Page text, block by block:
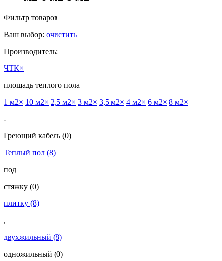
Фильтр товаров
Ваш выбор: очистить
Производитель:
ЧТК×
площадь теплого пола
1 м2× 10 м2× 2,5 м2× 3 м2× 3,5 м2× 4 м2× 6 м2× 8 м2×
-
Греющий кабель (0)
Теплый пол (8)
под
cтяжку (0)
плитку (8)
,
двухжильный (8)
одножильный (0)